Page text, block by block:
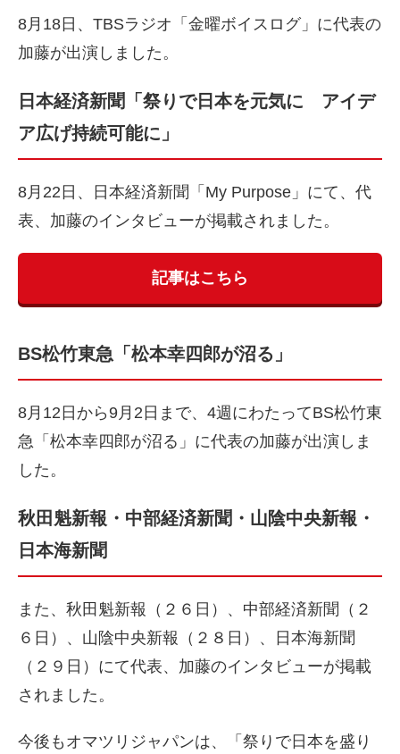
8月18日、TBSラジオ「金曜ボイスログ」に代表の
加藤が出演しました。
日本経済新聞「祭りで日本を元気に アイデ
ア広げ持続可能に」
8月22日、日本経済新聞「My Purpose」にて、代
表、加藤のインタビューが掲載されました。
記事はこちら
BS松竹東急「松本幸四郎が沼る」
8月12日から9月2日まで、4週にわたってBS松竹東
急「松本幸四郎が沼る」に代表の加藤が出演しま
した。
秋田魁新報・中部経済新聞・山陰中央新報・
日本海新聞
また、秋田魁新報（２６日）、中部経済新聞（２
６日）、山陰中央新報（２８日）、日本海新聞
（２９日）にて代表、加藤のインタビューが掲載
されました。
今後もオマツリジャパンは、「祭りで日本を盛り